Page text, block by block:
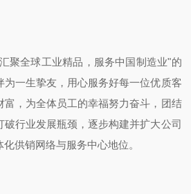
聚全球工业精品，服务中国制造业"的
为一生挚友，用心服务好每一位优质客
富，为全体员工的幸福努力奋斗，团结
行业发展瓶颈，逐步构建并扩大公司
供销网络与服务中心地位。